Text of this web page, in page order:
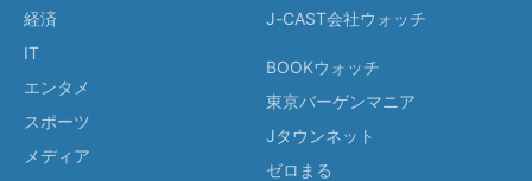
経済
IT
エンタメ
スポーツ
メディア
J-CAST会社ウォッチ
BOOKウォッチ
東京バーゲンマニア
Jタウンネット
ゼロまる